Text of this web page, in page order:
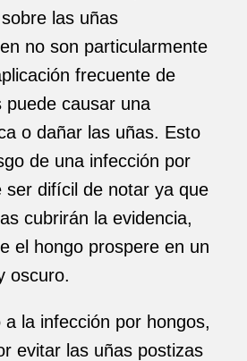
las uñas
no son particularmente
frecuente de
causar una
o dañar las uñas. Esto
de una infección por
ser difícil de notar ya que
cubrirán la evidencia,
el hongo prospere en un
oscuro.
a la infección por hongos,
evitar las uñas postizas